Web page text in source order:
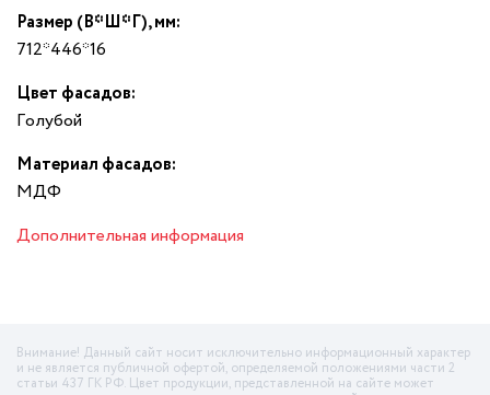
Размер (В*Ш*Г), мм:
712*446*16
Цвет фасадов:
Гoлyбoй
Материал фасадов:
МДФ
Дополнительная информация
Внимание! Данный сайт носит исключительно информационный характер
и не является публичной офертой, определяемой положениями части 2
статьи 437 ГК РФ. Цвет продукции, представленной на сайте может